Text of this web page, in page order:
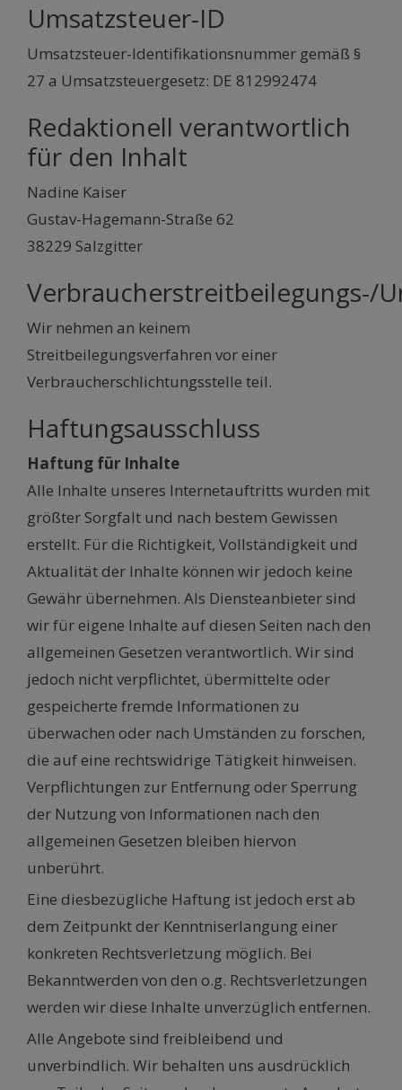
Umsatzsteuer-ID
Umsatzsteuer-Identifikationsnummer gemäß §
27 a Umsatzsteuergesetz: DE 812992474
Redaktionell verantwortlich
für den Inhalt
Nadine Kaiser
Gustav-Hagemann-Straße 62
38229 Salzgitter
Verbraucherstreitbeilegungs-/
Wir nehmen an keinem
Streitbeilegungsverfahren vor einer
Verbraucherschlichtungsstelle teil.
Haftungsausschluss
Haftung für Inhalte
Alle Inhalte unseres Internetauftritts wurden mit
größter Sorgfalt und nach bestem Gewissen
erstellt. Für die Richtigkeit, Vollständigkeit und
Aktualität der Inhalte können wir jedoch keine
Gewähr übernehmen. Als Diensteanbieter sind
wir für eigene Inhalte auf diesen Seiten nach den
allgemeinen Gesetzen verantwortlich. Wir sind
jedoch nicht verpflichtet, übermittelte oder
gespeicherte fremde Informationen zu
überwachen oder nach Umständen zu forschen,
die auf eine rechtswidrige Tätigkeit hinweisen.
Verpflichtungen zur Entfernung oder Sperrung
der Nutzung von Informationen nach den
allgemeinen Gesetzen bleiben hiervon
unberührt.
Eine diesbezügliche Haftung ist jedoch erst ab
dem Zeitpunkt der Kenntniserlangung einer
konkreten Rechtsverletzung möglich. Bei
Bekanntwerden von den o.g. Rechtsverletzungen
werden wir diese Inhalte unverzüglich entfernen.
Alle Angebote sind freibleibend und
unverbindlich. Wir behalten uns ausdrücklich